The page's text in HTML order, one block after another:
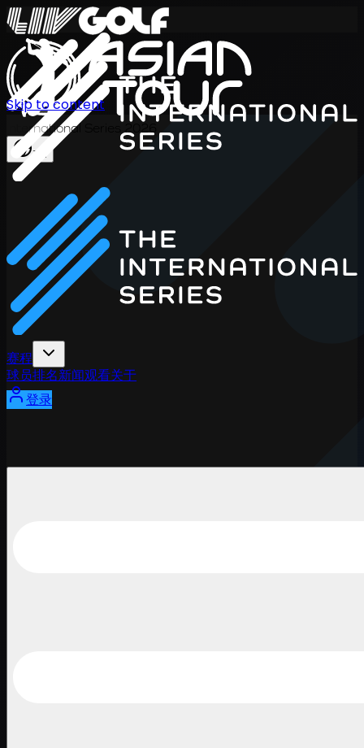
International Series 2026
ZH
赛程
球员排名新闻观看关于
登录
Skip to content